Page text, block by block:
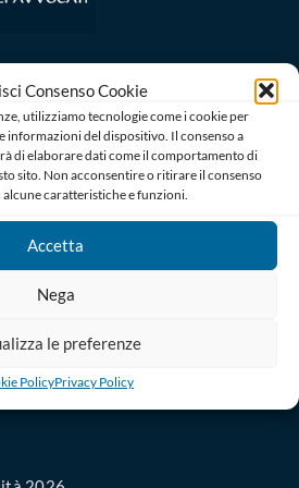
Consenso Cookie
utilizziamo tecnologie come i cookie per
informazioni del dispositivo. Il consenso a
di elaborare dati come il comportamento di
sito. Non acconsentire o ritirare il consenso
caratteristiche e funzioni.
Accetta
Nega
le preferenze
PolicyPrivacy Policy
Bari
De Nicola 70123 BARI
/ 080 527 73 24
UFGAKA
Certificata :